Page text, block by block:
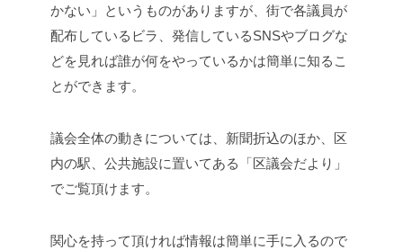
かない」というものがありますが、街で各議員が
配布しているビラ、発信しているSNSやブログな
どを見れば誰が何をやっているかは簡単に知るこ
とができます。
議会全体の動きについては、新聞折込のほか、区
内の駅、公共施設に置いてある「区議会だより」
でご覧頂けます。
関心を持って頂ければ情報は簡単に手に入るので